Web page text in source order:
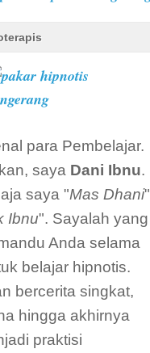
para Pembelajar.
saya Dani Ibnu.
saya "Mas Dhani"
Ibnu". Sayalah yang
Anda selama
belajar hipnotis.
bercerita singkat,
hingga akhirnya
praktisi